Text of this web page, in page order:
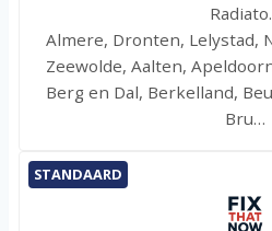
Almere, Dronten, Lelystad,
Zeewolde, Aalten,
Berg en Dal, Berkelland,
Bru…
STANDAARD